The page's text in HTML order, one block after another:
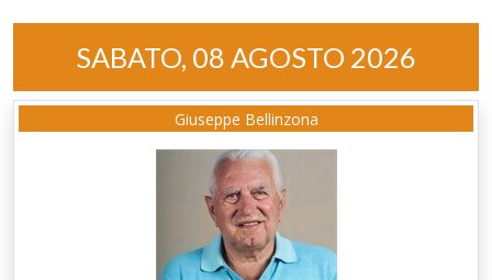
SABATO, 08 AGOSTO 2026
Giuseppe Bellinzona